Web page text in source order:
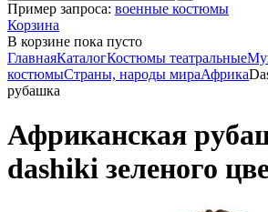
Пример запроса: военные костюмы
Корзина
В корзине пока пусто
ГлавнаяКаталогКостюмы театральные
костюмыСтраны, народы мираАфрика
рубашка
Африканская
dashiki зеленого